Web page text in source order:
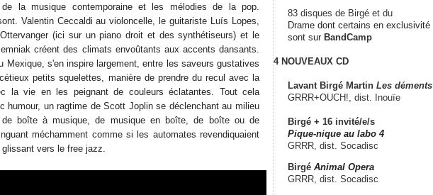
de la musique contemporaine et les mélodies de la pop.
Valentin Ceccaldi au violoncelle, le guitariste Luís Lopes,
(ici sur un piano droit et des synthétiseurs) et le
créent des climats envoûtants aux accents dansants.
Mexique, s'en inspire largement, entre les saveurs gustatives
petits squelettes, manière de prendre du recul avec la
la vie en les peignant de couleurs éclatantes. Tout cela
humour, un ragtime de Scott Joplin se déclenchant au milieu
boîte à musique, de musique en boîte, de boîte ou de
méchamment comme si les automates revendiquaient
vers le free jazz.
83 disques de Birgé et du
Drame dont certains en exclusivité
sont sur BandCamp
4 NOUVEAUX CD
Lavant Birgé Martin Les déments
GRRR+OUCH!, dist. Inouïe
Birgé + 16 invité/e/s
Pique-nique au labo 4
GRRR, dist. Socadisc
Birgé Animal Opera
GRRR, dist. Socadisc